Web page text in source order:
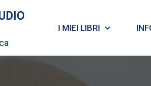
I MIEI LIBRI